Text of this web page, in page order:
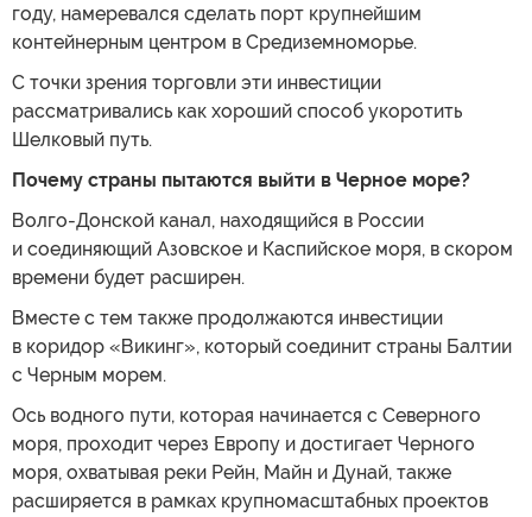
году, намеревался сделать порт крупнейшим
контейнерным центром в Средиземноморье.
С точки зрения торговли эти инвестиции
рассматривались как хороший способ укоротить
Шелковый путь.
Почему страны пытаются выйти в Черное море?
Волго-Донской канал, находящийся в России
и соединяющий Азовское и Каспийское моря, в скором
времени будет расширен.
Вместе с тем также продолжаются инвестиции
в коридор «Викинг», который соединит страны Балтии
с Черным морем.
Ось водного пути, которая начинается с Северного
моря, проходит через Европу и достигает Черного
моря, охватывая реки Рейн, Майн и Дунай, также
расширяется в рамках крупномасштабных проектов